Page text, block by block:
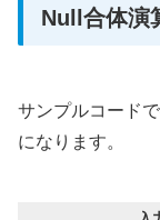
Null合体演
サンプルコード
になります。